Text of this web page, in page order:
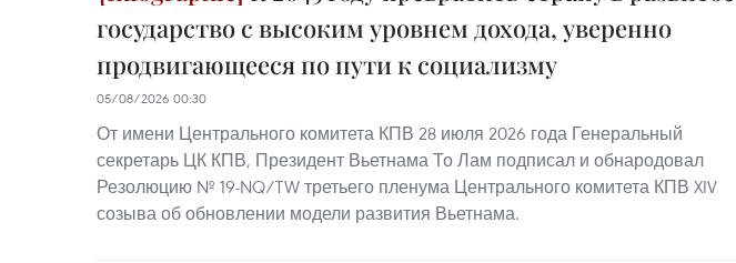
государство с высоким уровнем дохода, уверенно
продвигающееся по пути к социализму
05/08/2026 00:30
От имени Центрального комитета КПВ 28 июля 2026 года Генеральный
секретарь ЦК КПВ, Президент Вьетнама То Лам подписал и обнародовал
Резолюцию № 19-NQ/TW третьего пленума Центрального комитета КПВ XIV
созыва об обновлении модели развития Вьетнама.